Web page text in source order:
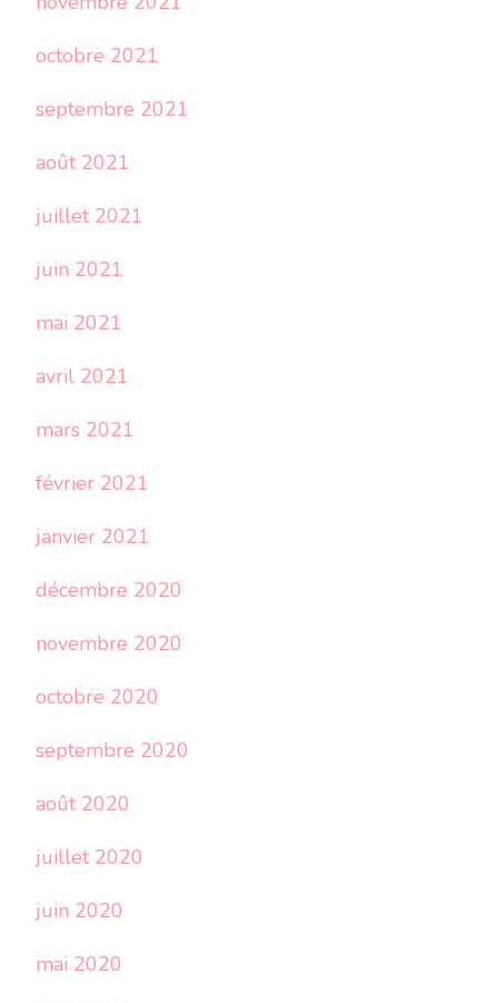
octobre 2021
septembre 2021
août 2021
juillet 2021
juin 2021
mai 2021
avril 2021
mars 2021
février 2021
janvier 2021
décembre 2020
novembre 2020
octobre 2020
septembre 2020
août 2020
juillet 2020
juin 2020
mai 2020